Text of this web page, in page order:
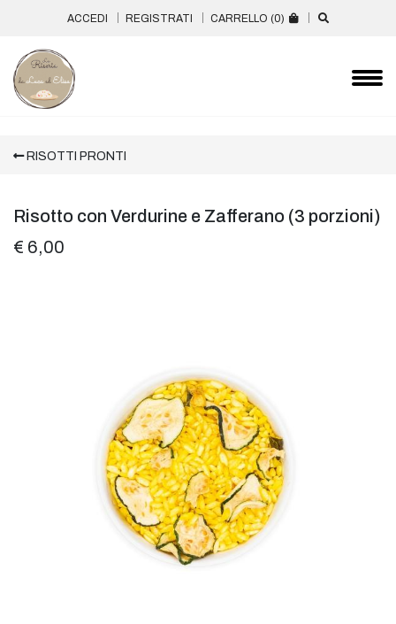
ACCEDI REGISTRATI CARRELLO (0)
RISOTTI PRONTI
Risotto con Verdurine e Zafferano (3 porzioni)
€ 6,00